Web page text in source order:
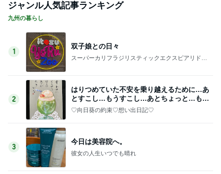
ジャンル人気記事ランキング
九州の暮らし
1
双子娘との日々
スーパーカリフラジリスティックエクスピアリドー
2
はりつめていた不安を乗り越えるために…あ
とすこし…もうすこし…あとちょっと…もう
ちょっと…安心へ
♡向日葵の約束♡想い出日記♡
3
今日は美容院へ。
彼女の人生いつでも晴れ